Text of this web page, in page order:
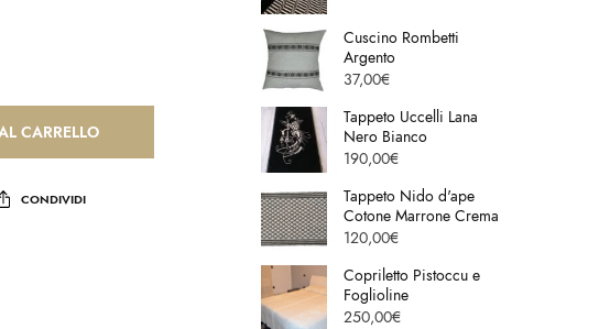
Cuscino Rombetti
Argento
37,00€
Tappeto Uccelli Lana
Nero Bianco
190,00€
Tappeto Nido d'ape
Cotone Marrone Crema
120,00€
Copriletto Pistoccu e
Foglioline
250,00€
CARRELLO
CONDIVIDI